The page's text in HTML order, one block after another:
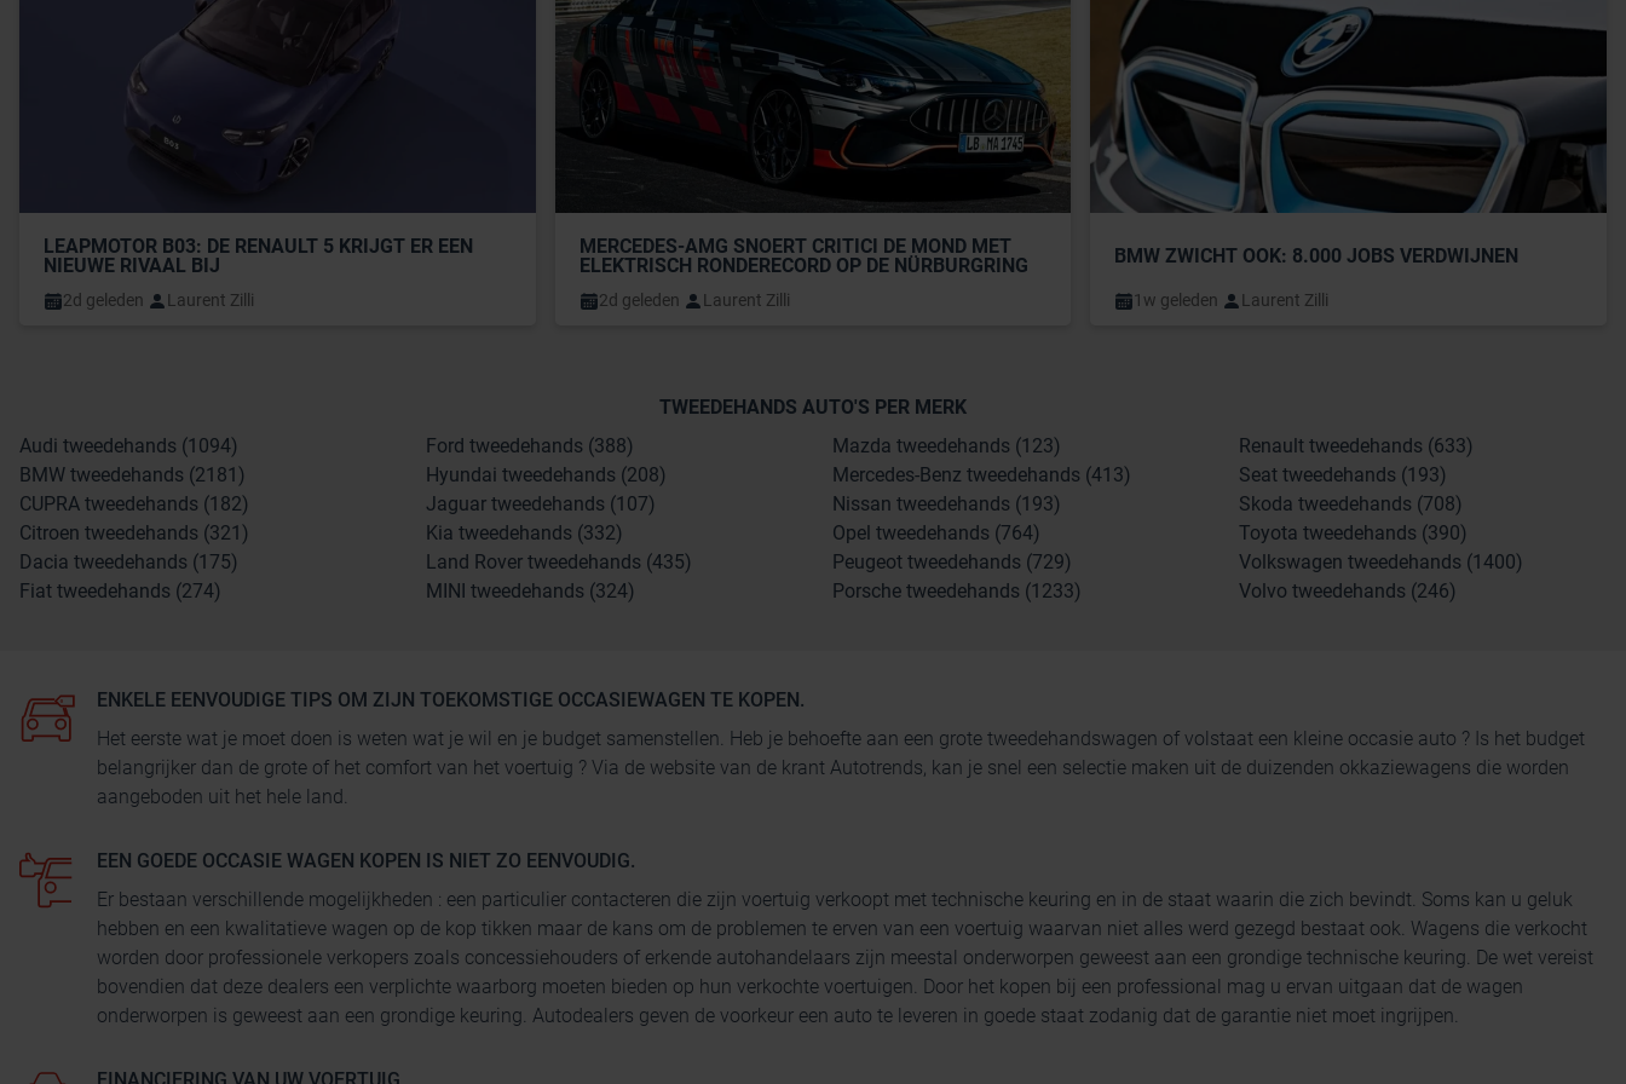
LEAPMOTOR B03: DE RENAULT 5 KRIJGT ER EEN
NIEUWE RIVAAL BIJ
2d geleden Laurent Zilli
MERCEDES-AMG SNOERT CRITICI DE MOND MET
ELEKTRISCH RONDERECORD OP DE NÜRBURGRING
2d geleden Laurent Zilli
BMW ZWICHT OOK: 8.000 JOBS VERDWIJNEN
1w geleden Laurent Zilli
TWEEDEHANDS AUTO'S PER MERK
Audi tweedehands (1094)
BMW tweedehands (2181)
CUPRA tweedehands (182)
Citroen tweedehands (321)
Dacia tweedehands (175)
Fiat tweedehands (274)
Ford tweedehands (388)
Hyundai tweedehands (208)
Jaguar tweedehands (107)
Kia tweedehands (332)
Land Rover tweedehands (435)
MINI tweedehands (324)
Mazda tweedehands (123)
Mercedes-Benz tweedehands (413)
Nissan tweedehands (193)
Opel tweedehands (764)
Peugeot tweedehands (729)
Porsche tweedehands (1233)
Renault tweedehands (633)
Seat tweedehands (193)
Skoda tweedehands (708)
Toyota tweedehands (390)
Volkswagen tweedehands (1400)
Volvo tweedehands (246)
ENKELE EENVOUDIGE TIPS OM ZIJN TOEKOMSTIGE OCCASIEWAGEN TE KOPEN.
Het eerste wat je moet doen is weten wat je wil en je budget samenstellen. Heb je behoefte aan een grote tweedehandswagen of volstaat een kleine occasie auto ? Is het budget
belangrijker dan de grote of het comfort van het voertuig ? Via de website van de krant Autotrends, kan je snel een selectie maken uit de duizenden okkaziewagens die worden
aangeboden uit het hele land.
EEN GOEDE OCCASIE WAGEN KOPEN IS NIET ZO EENVOUDIG.
Er bestaan verschillende mogelijkheden : een particulier contacteren die zijn voertuig verkoopt met technische keuring en in de staat waarin die zich bevindt. Soms kan u geluk
hebben en een kwalitatieve wagen op de kop tikken maar de kans om de problemen te erven van een voertuig waarvan niet alles werd gezegd bestaat ook. Wagens die verkocht
worden door professionele verkopers zoals concessiehouders of erkende autohandelaars zijn meestal onderworpen geweest aan een grondige technische keuring. De wet vereist
bovendien dat deze dealers een verplichte waarborg moeten bieden op hun verkochte voertuigen. Door het kopen bij een professional mag u ervan uitgaan dat de wagen
onderworpen is geweest aan een grondige keuring. Autodealers geven de voorkeur een auto te leveren in goede staat zodanig dat de garantie niet moet ingrijpen.